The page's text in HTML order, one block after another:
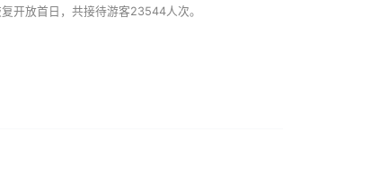
开放首日，共接待游客23544人次。